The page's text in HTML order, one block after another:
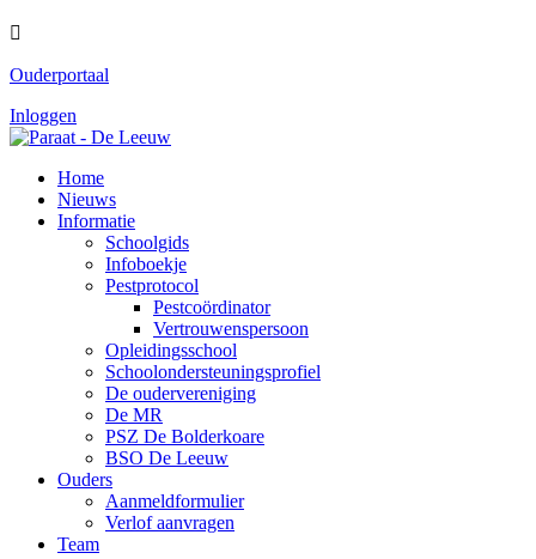

Ouderportaal
Inloggen
Home
Nieuws
Informatie
Schoolgids
Infoboekje
Pestprotocol
Pestcoördinator
Vertrouwenspersoon
Opleidingsschool
Schoolondersteuningsprofiel
De oudervereniging
De MR
PSZ De Bolderkoare
BSO De Leeuw
Ouders
Aanmeldformulier
Verlof aanvragen
Team